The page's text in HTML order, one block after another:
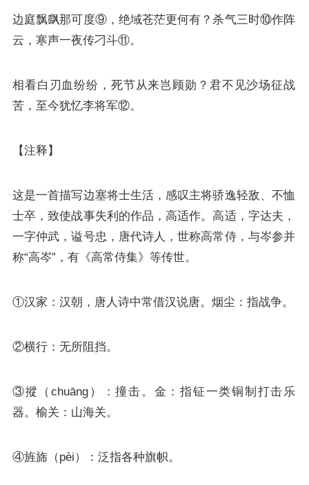
边庭飘飖那可度⑨，绝域苍茫更何有？杀气三时⑩作阵
云，寒声一夜传刁斗⑪。
相看白刃血纷纷，死节从来岂顾勋？君不见沙场征战
苦，至今犹忆李将军⑫。
【注释】
这是一首描写边塞将士生活，感叹主将骄逸轻敌、不恤
士卒，致使战事失利的作品，高适作。高适，字达夫，
一字仲武，谥号忠，唐代诗人，世称高常侍，与岑参并
称“高岑”，有《高常侍集》等传世。
①汉家：汉朝，唐人诗中常借汉说唐。烟尘：指战争。
②横行：无所阻挡。
③摐（chuāng）：撞击。金：指钲一类铜制打击乐
器。榆关：山海关。
④旌旆（pèi）：泛指各种旗帜。